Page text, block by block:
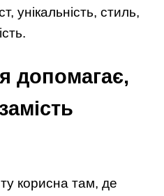
унікальність, стиль,
допомагає,
корисна там, де